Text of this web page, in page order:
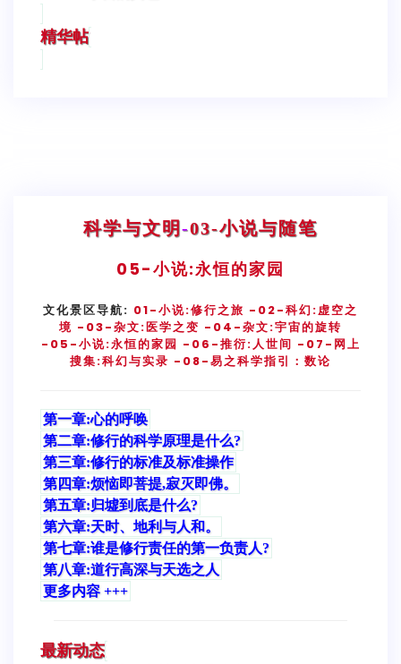
精华帖
科学与文明 -03-小说与随笔
05-小说:永恒的家园
文化景区导航: 01-小说:修行之旅 -02-科幻:虚空之
境 -03-杂文:医学之变 -04-杂文:宇宙的旋转
-05-小说:永恒的家园 -06-推衍:人世间 -07-网上
搜集:科幻与实录 -08-易之科学指引：数论
第一章:心的呼唤
第二章:修行的科学原理是什么?
第三章:修行的标准及标准操作
第四章:烦恼即菩提,寂灭即佛。
第五章:归墟到底是什么?
第六章:天时、地利与人和。
第七章:谁是修行责任的第一负责人?
第八章:道行高深与天选之人
更多内容 +++
最新动态